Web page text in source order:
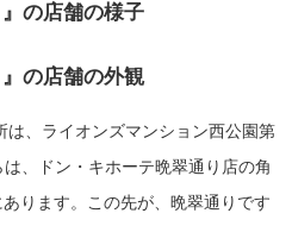
』の店舗の様子
』の店舗の外観
は、ライオンズマンション西公園第
、ドン・キホーテ晩翠通り店の角
ります。この先が、晩翠通りです